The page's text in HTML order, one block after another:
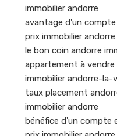
immobilier andorre
avantage d'un compte
prix immobilier andorre
le bon coin andorre
appartement à
immobilier andorre-la-
taux placement
immobilier andorre
bénéfice d'un compte